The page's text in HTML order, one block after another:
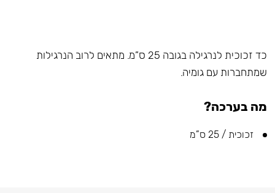
כד זכוכית לנרגילה בגובה 25 ס”מ. מתאים לרוב הנרגילות
שמתחברות עם גומיה.
מה בערכה?
זכוכית / 25 ס”מ